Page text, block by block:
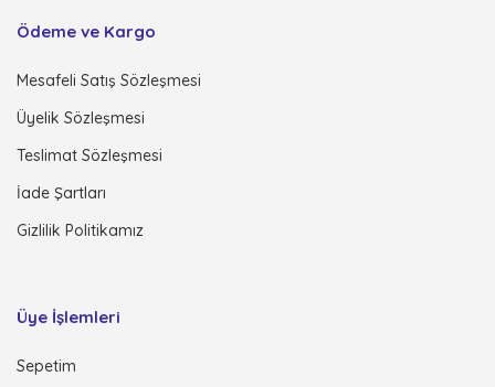
Ödeme ve Kargo
Mesafeli Satış Sözleşmesi
Üyelik Sözleşmesi
Teslimat Sözleşmesi
İade Şartları
Gizlilik Politikamız
Üye İşlemleri
Sepetim